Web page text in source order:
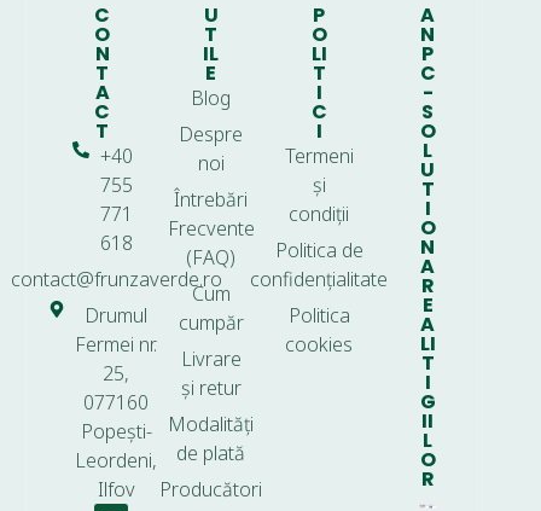
C
O
N
T
A
C
T
+40
755
771
618
contact@frunzaverde.ro
Drumul
Fermei nr.
25,
077160
Popești-
Leordeni,
Ilfov
U
T
IL
E
Blog
Despre
noi
Întrebări
Frecvente
(FAQ)
Cum
cumpăr
Livrare
și retur
Modalități
de plată
Producători
P
O
LI
T
I
C
I
Termeni
și
condiții
Politica de
confidențialitate
Politica
cookies
A
N
P
C
-
S
O
L
U
T
I
O
N
A
R
E
A
LI
T
I
G
II
L
O
R